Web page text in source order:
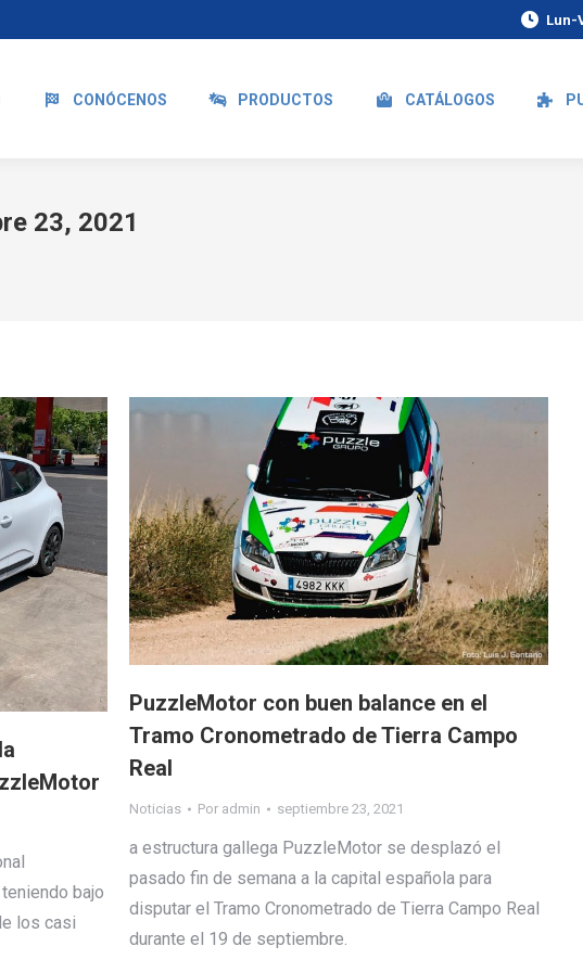
Lun-
CONÓCENOS PRODUCTOS CATÁLOGOS
23, 2021
bajo
los casi
PuzzleMotor con buen balance en el
Tramo Cronometrado de Tierra Campo
Real
Noticias Por admin septiembre 23, 2021
a estructura gallega PuzzleMotor se desplazó el
pasado fin de semana a la capital española para
disputar el Tramo Cronometrado de Tierra Campo Real
durante el 19 de septiembre.